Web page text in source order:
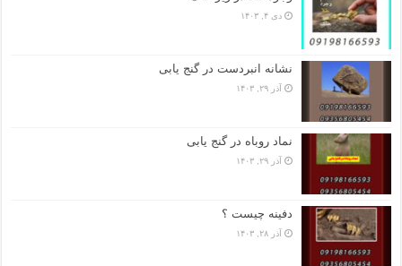
دی ۴, ۱۴۰۳
نشانه انبردست در گنج یابی
آذر ۲۹, ۱۴۰۳
نماد روباه در گنج یابی
آذر ۲۹, ۱۴۰۳
دفینه چیست ؟
آذر ۲۸, ۱۴۰۳